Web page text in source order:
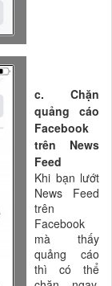
c. Chặn
quảng cáo
Facebook
trên News
Feed
Khi bạn lướt
News Feed
trên
Facebook
mà thấy
quảng cáo
thì có thể